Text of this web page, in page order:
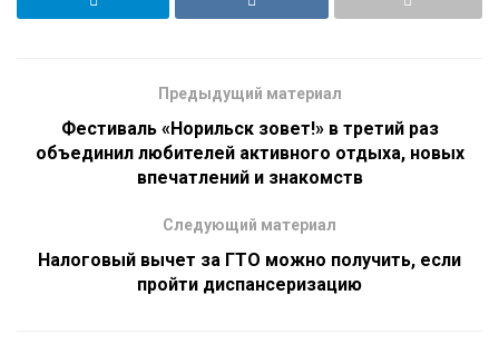
Предыдущий материал
Фестиваль «Норильск зовет!» в третий раз
объединил любителей активного отдыха, новых
впечатлений и знакомств
Следующий материал
Налоговый вычет за ГТО можно получить, если
пройти диспансеризацию